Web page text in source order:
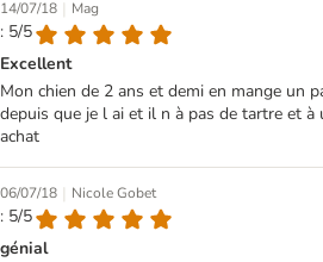
14/07/18 | Mag
: 5/5
Excellent
Mon chien de 2 ans et demi en mange un
depuis que je l ai et il n à pas de tartre et à
achat
06/07/18 | Nicole Gobet
: 5/5
génial